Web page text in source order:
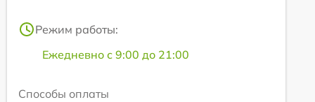
Режим работы:
Ежедневно с 9:00 до 21:00
Способы оплаты